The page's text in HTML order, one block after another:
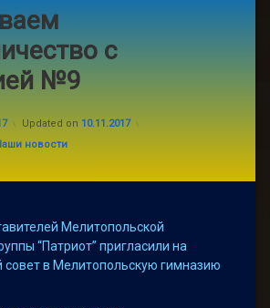
с
№9
Updated on 10.11.2017
новости
Мелитопольской
“Патриот” пригласили на
совет в Мелитопольскую гимназию